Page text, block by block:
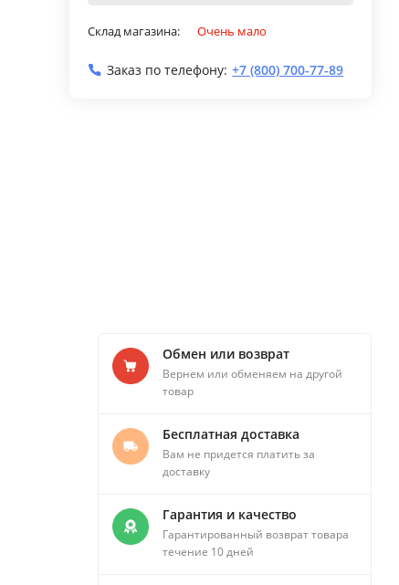
Склад магазина: Очень мало
Заказ по телефону: +7 (800) 700-77-89
Обмен или возврат
Вернем или обменяем на другой
товар
Бесплатная доставка
Вам не придется платить за
доставку
Гарантия и качество
Гарантированный возврат товара
течение 10 дней